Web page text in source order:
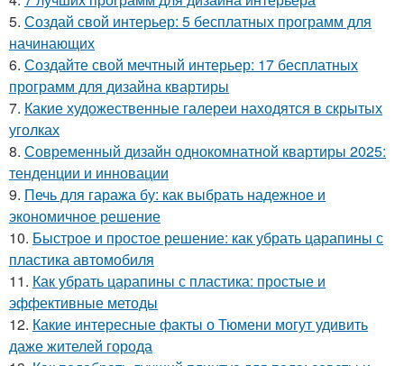
5. Создай свой интерьер: 5 бесплатных программ для
начинающих
6. Создайте свой мечтный интерьер: 17 бесплатных
программ для дизайна квартиры
7. Какие художественные галереи находятся в скрытых
уголках
8. Современный дизайн однокомнатной квартиры 2025:
тенденции и инновации
9. Печь для гаража бу: как выбрать надежное и
экономичное решение
10. Быстрое и простое решение: как убрать царапины с
пластика автомобиля
11. Как убрать царапины с пластика: простые и
эффективные методы
12. Какие интересные факты о Тюмени могут удивить
даже жителей города